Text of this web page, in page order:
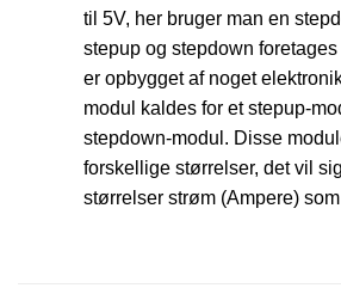
til 5V, her bruger man en
stepup og stepdown
er opbygget af noget
modul kaldes for et stepup-
stepdown-modul. Disse
forskellige størrelser, det vil
størrelser strøm (Ampere)